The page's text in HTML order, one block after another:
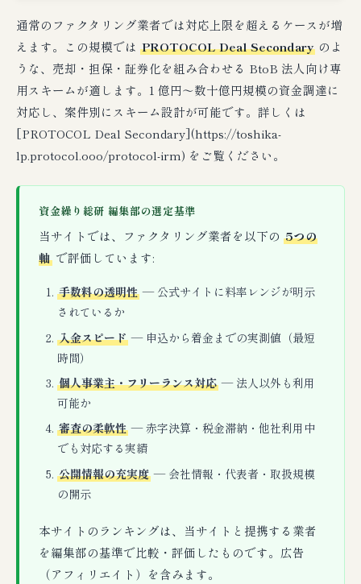
通常のファクタリング業者では対応上限を超えるケースが増
えます。この規模では PROTOCOL Deal Secondary のよ
うな、売却・担保・証券化を組み合わせる BtoB 法人向け専
用スキームが適します。1 億円〜数十億円規模の資金調達に
対応し、案件別にスキーム設計が可能です。詳しくは
[PROTOCOL Deal Secondary](https://toshika-
lp.protocol.ooo/protocol-irm) をご覧ください。
資金繰り総研 編集部の選定基準
当サイトでは、ファクタリング業者を以下の5つの
軸 で評価しています:
手数料の透明性— 公式サイトに料率レンジが明示
されているか
入金スピード— 申込から着金までの実測値（最短
時間）
個人事業主・フリーランス対応— 法人以外も利用
可能か
審査の柔軟性— 赤字決算・税金滞納・他社利用中
でも対応する実績
公開情報の充実度— 会社情報・代表者・取扱規模
の開示
本サイトのランキングは、当サイトと提携する業者
を編集部の基準で比較・評価したものです。広告
（アフィリエイト）を含みます。